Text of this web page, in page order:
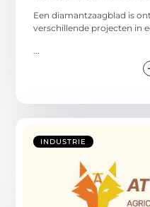
Een diamantzaagblad is
verschillende projecten in
...
INDUSTRIE